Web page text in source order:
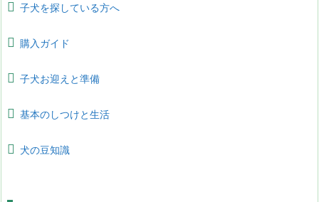
子犬を探している方へ
購入ガイド
子犬お迎えと準備
基本のしつけと生活
犬の豆知識